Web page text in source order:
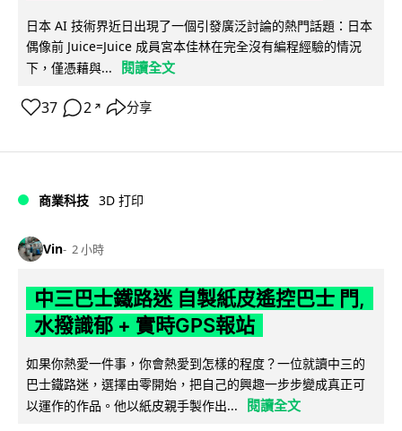
日本 AI 技術界近日出現了一個引發廣泛討論的熱門話題：日本
偶像前 Juice=Juice 成員宮本佳林在完全沒有編程經驗的情況
下，僅憑藉與...
閱讀全文
37 2 ↗ 分享
商業科技 3D 打印
Vin 2 小時
中三巴士鐵路迷 自製紙皮遙控巴士 門,
水撥識郁 + 實時GPS報站
如果你熱愛一件事，你會熱愛到怎樣的程度？一位就讀中三的
巴士鐵路迷，選擇由零開始，把自己的興趣一步步變成真正可
以運作的作品。他以紙皮親手製作出...
閱讀全文